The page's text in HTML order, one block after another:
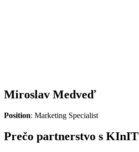
Miroslav Medveď
Position: Marketing Specialist
Prečo partnerstvo s KInIT